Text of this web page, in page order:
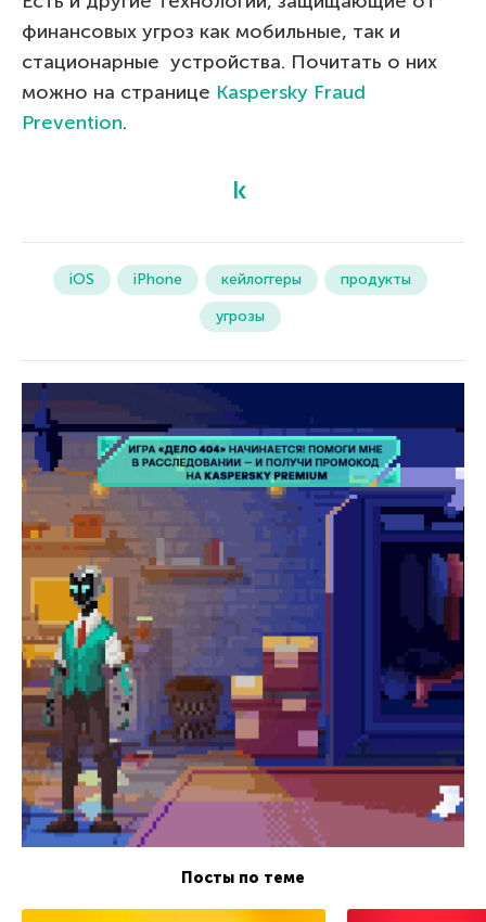
финансовых угроз как мобильные, так и
стационарные устройства. Почитать о них
можно на странице Kaspersky Fraud
Prevention.
iOS iPhone кейлоггеры
продукты
угрозы
Посты по теме